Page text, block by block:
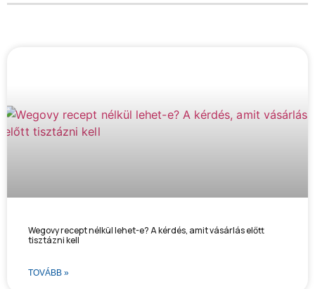
Wegovy recept nélkül lehet-e? A kérdés, amit vásárlás előtt
tisztázni kell
TOVÁBB »